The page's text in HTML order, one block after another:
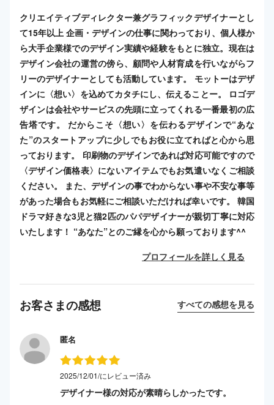
クリエイティブディレクター兼グラフィックデザイナーとし
て15年以上 企画・デザインの仕事に関わっており、個人様か
ら大手企業様でのデザイン実績や経験をもとに独立。現在は
デザイン会社の運営の傍ら、顧問や人材育成を行いながらフ
リーのデザイナーとしても活動しています。 モットーはデザ
インに〈想い〉を込めてカタチにし、伝えることー。 ロゴデ
ザインは会社やサービスの先頭に立ってくれる一番最初の広
告塔です。 だからこそ〈想い〉を伝わるデザインで“あな
た”のスタートアップに少しでもお役に立てればと心から思
っております。 印刷物のデザインであれば対応可能ですので
〈デザイン価格表〉にないアイテムでもお気遣いなくご相談
ください。 また、デザインの事でわからない事や不安な事等
があった場合もお気軽にご相談いただければ幸いです。 韓国
ドラマ好きな3児と猫2匹のパパデザイナーが親切丁寧に対応
いたします！ “あなた”とのご縁を心から願っております^^
プロフィールを詳しく見る
お客さまの感想 すべての感想を見る
匿名
2025/12/01/にレビュー済み
デザイナー様の対応が素晴らしかったです。